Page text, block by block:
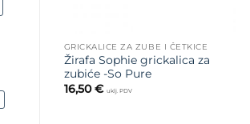
GRICKALICE ZA ZUBE I ČETKICE
Žirafa Sophie grickalica za
zubiće -So Pure
16,50€ uklj. PDV